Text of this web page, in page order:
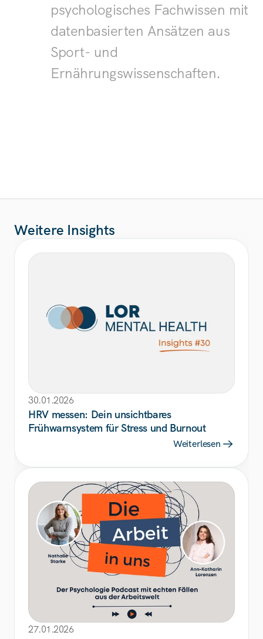
psychologisches Fachwissen mit
datenbasierten Ansätzen aus
Sport- und
Ernährungswissenschaften.
Weitere Insights
30.01.2026
HRV messen: Dein unsichtbares
Frühwarnsystem für Stress und Burnout
Weiterlesen
27.01.2026